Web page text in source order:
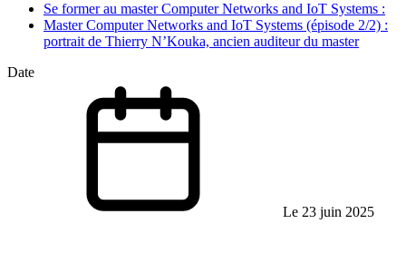
Se former au master Computer Networks and IoT Systems :
Master Computer Networks and IoT Systems (épisode 2/2) :
portrait de Thierry N’Kouka, ancien auditeur du master
Date
Le 23 juin 2025